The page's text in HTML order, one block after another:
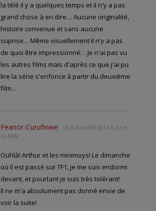
la télé il y a quelques temps et il n'y a pas
grand chose à en dire… Aucune originalité,
histoire convenue et sans aucune
suprise… Même visuellement il n'y a pas
de quoi être impressionné… Je n'ai pas vu
les autres films mais d'après ce que j'ai pu
lire la série s'enfonce à partir du deuxième
film…
Feanor-Curufinwe LE 8 JANVIER 2011 À 22 H
26 MIN
Ouhlà! Arthur et les minimoys! Le dimanche
où il est passé sur TF1, je me suis endormi
devant, et pourtant je suis très tolérant!
Il ne m'a absolument pas donné envie de
voir la suite!